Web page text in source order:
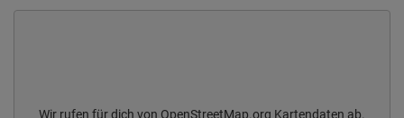
Wir rufen für dich von OpenStreetMap.org Kartendaten ab.